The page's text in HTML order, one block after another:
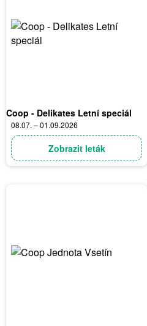
Coop - Delikates Letní speciál
08.07. – 01.09.2026
Zobrazit leták